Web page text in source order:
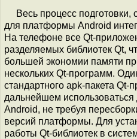
Весь процесс подготовки,
для платформы Android
На телефоне все Qt-
разделяемых библиотек Qt,
большей экономии памяти
нескольких Qt-программ.
стандартного apk-пакета Qt-
дальнейшем
Android, не требуя
версий платформы. Для
работы Qt-библиотек в